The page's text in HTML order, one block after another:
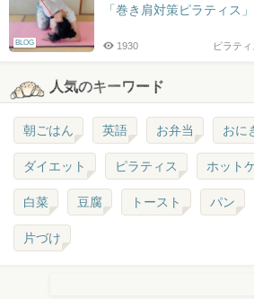
BLOG
「巻き肩対策ピラティス」
ピラテ
1930
人気のキーワード
朝ごはん 英語 お弁当 おに
ダイエット ピラティス ホット
白菜 豆腐 トースト パン
片づけ